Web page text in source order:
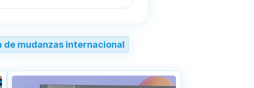
de mudanzas internacional